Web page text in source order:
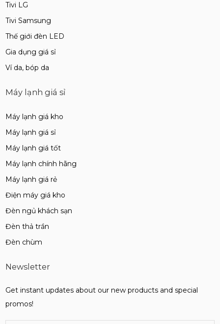
Tivi LG
Tivi Samsung
Thế giới đèn LED
Gia dụng giá sỉ
Ví da, bóp da
Máy lạnh giá sỉ
Máy lạnh giá kho
Máy lạnh giá sỉ
Máy lạnh giá tốt
Máy lạnh chính hãng
Máy lạnh giá rẻ
Điện máy giá kho
Đèn ngủ khách sạn
Đèn thả trần
Đèn chùm
Newsletter
Get instant updates about our new products and special
promos!